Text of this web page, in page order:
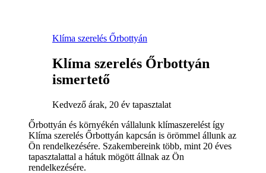
Klíma szerelés Őrbottyán
Klíma szerelés Őrbottyán
ismertető
Kedvező árak, 20 év tapasztalat
Őrbottyán és környékén vállalunk klímaszerelést így
Klíma szerelés Őrbottyán kapcsán is örömmel állunk az
Ön rendelkezésére. Szakembereink több, mint 20 éves
tapasztalattal a hátuk mögött állnak az Ön
rendelkezésére.